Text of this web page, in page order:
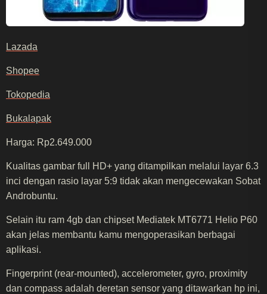
Lazada
Shopee
Tokopedia
Bukalapak
Harga: Rp2.649.000
Kualitas gambar full HD+ yang ditampilkan melalui layar 6.3
inci dengan rasio layar 5:9 tidak akan mengecewakan Sobat
Androbuntu.
Selain itu ram 4gb dan chipset Mediatek MT6771 Helio P60
akan jelas membantu kamu mengoperasikan berbagai
aplikasi.
Fingerprint (rear-mounted), accelerometer, gyro, proximity
dan compass adalah deretan sensor yang ditawarkan hp ini,